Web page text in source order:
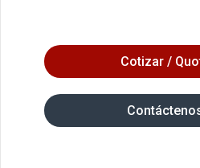
Cotizar /